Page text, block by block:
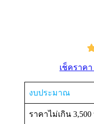
เช็คราค
งบประมาณ
ราคาไม่เกิน